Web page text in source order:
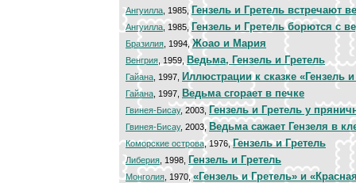
Ангуилла , 1985,Гензель и Гретель встречают
Ангуилла, 1985,Гензель и Гретель борются с
Бразилия , 1994,Жоао и Мария
Венгрия , 1959, Ведьма, Гензель и Гретель
Гайана , 1997, Иллюстрации к сказке «Гензель
Гайана , 1997, Ведьма сгорает в печке
Гвинея-Бисау, 2003, Гензель и Гретель у
Гвинея-Бисау, 2003, Ведьма сажает Гензеля в
Коморские острова, 1976,Гензель и Гретель
Либерия , 1998, Гензель и Гретель
Монголия , 1970,«Гензель и Гретель» и